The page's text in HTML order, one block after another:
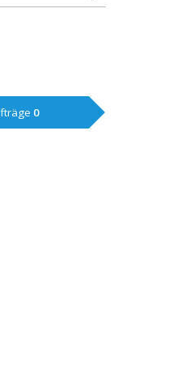
0